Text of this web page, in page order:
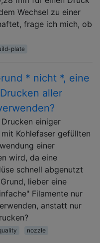
Wechsel zu einer
frage ich mich, ob
plate
* nicht *, eine
aller
einiger
Kohlefaser gefüllten
einer
wird, da eine
schnell abgenutzt
lieber eine
Filamente nur
anstatt nur
nozzle